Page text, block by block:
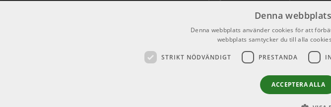
Varumärken
Denna
Denna webbplats använder cookies för att
webbplats samtycker du till alla
STRIKT NÖDVÄNDIGT PRESTANDA
ACCEPTERA ALLA